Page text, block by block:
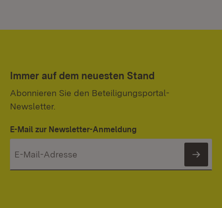
Immer auf dem neuesten Stand
Abonnieren Sie den Beteiligungsportal-
Newsletter.
E-Mail zur Newsletter-Anmeldung